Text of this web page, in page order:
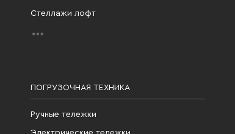
Стеллажи лофт
ПОГРУЗОЧНАЯ ТЕХНИКА
Ручные тележки